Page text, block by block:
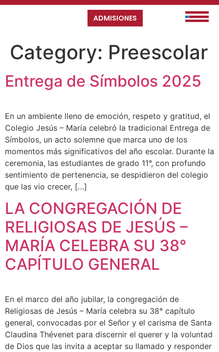
ADMISIONES
Category: Preescolar
Entrega de Símbolos 2025
En un ambiente lleno de emoción, respeto y gratitud, el
Colegio Jesús – María celebró la tradicional Entrega de
Símbolos, un acto solemne que marca uno de los
momentos más significativos del año escolar. Durante la
ceremonia, las estudiantes de grado 11°, con profundo
sentimiento de pertenencia, se despidieron del colegio
que las vio crecer, […]
LA CONGREGACIÓN DE
RELIGIOSAS DE JESÚS –
MARÍA CELEBRA SU 38°
CAPÍTULO GENERAL
En el marco del año jubilar, la congregación de
Religiosas de Jesús – María celebra su 38° capítulo
general, convocadas por el Señor y el carisma de Santa
Claudina Thévenet para discernir el querer y la voluntad
de Dios que las invita a aceptar su llamado y responder